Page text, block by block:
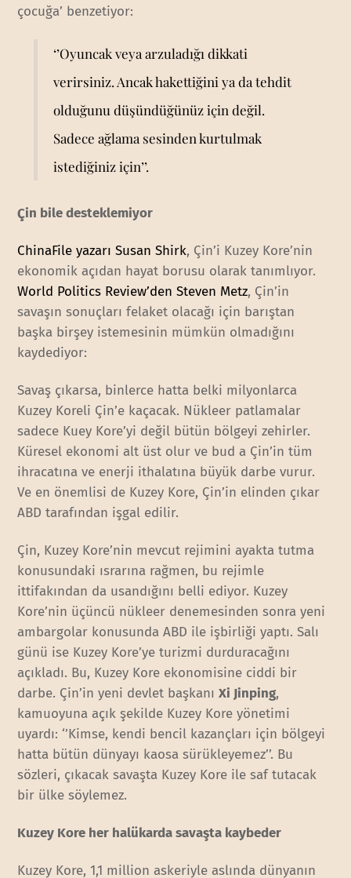
çocuğa’ benzetiyor:
‘’Oyuncak veya arzuladığı dikkati
verirsiniz. Ancak hakettiğini ya da tehdit
olduğunu düşündüğünüz için değil.
Sadece ağlama sesinden kurtulmak
istediğiniz için’’.
Çin bile desteklemiyor
ChinaFile yazarı Susan Shirk, Çin’i Kuzey Kore’nin
ekonomik açıdan hayat borusu olarak tanımlıyor.
World Politics Review’den Steven Metz, Çin’in
savaşın sonuçları felaket olacağı için barıştan
başka birşey istemesinin mümkün olmadığını
kaydediyor:
Savaş çıkarsa, binlerce hatta belki milyonlarca
Kuzey Koreli Çin’e kaçacak. Nükleer patlamalar
sadece Kuey Kore’yi değil bütün bölgeyi zehirler.
Küresel ekonomi alt üst olur ve bud a Çin’in tüm
ihracatına ve enerji ithalatına büyük darbe vurur.
Ve en önemlisi de Kuzey Kore, Çin’in elinden çıkar
ABD tarafından işgal edilir.
Çin, Kuzey Kore’nin mevcut rejimini ayakta tutma
konusundaki ısrarına rağmen, bu rejimle
ittifakından da usandığını belli ediyor. Kuzey
Kore’nin üçüncü nükleer denemesinden sonra yeni
ambargolar konusunda ABD ile işbirliği yaptı. Salı
günü ise Kuzey Kore’ye turizmi durduracağını
açıkladı. Bu, Kuzey Kore ekonomisine ciddi bir
darbe. Çin’in yeni devlet başkanıXi Jinping,
kamuoyuna açık şekilde Kuzey Kore yönetimi
uyardı: ‘’Kimse, kendi bencil kazançları için bölgeyi
hatta bütün dünyayı kaosa sürükleyemez’’. Bu
sözleri, çıkacak savaşta Kuzey Kore ile saf tutacak
bir ülke söylemez.
Kuzey Kore her halükarda savaşta kaybeder
Kuzey Kore, 1,1 million askeriyle aslında dünyanın